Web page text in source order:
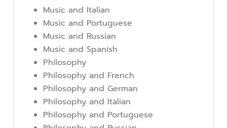
Music and Italian
Music and Portuguese
Music and Russian
Music and Spanish
Philosophy
Philosophy and French
Philosophy and German
Philosophy and Italian
Philosophy and Portuguese